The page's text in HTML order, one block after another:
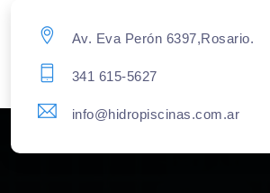
Av. Eva Perón 6397,Rosario.
341 615-5627
info@hidropiscinas.com.ar